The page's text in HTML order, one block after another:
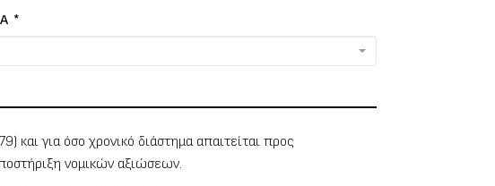
*
και για όσο χρονικό διάστημα απαιτείται προς
νομικών αξιώσεων.